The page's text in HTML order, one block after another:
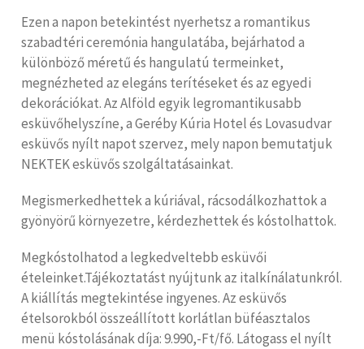
Ezen a napon betekintést nyerhetsz a romantikus
szabadtéri ceremónia hangulatába, bejárhatod a
különböző méretű és hangulatú termeinket,
megnézheted az elegáns terítéseket és az egyedi
dekorációkat. Az Alföld egyik legromantikusabb
esküvőhelyszíne, a Geréby Kúria Hotel és Lovasudvar
esküvős nyílt napot szervez, mely napon bemutatjuk
NEKTEK esküvős szolgáltatásainkat.
Megismerkedhettek a kúriával, rácsodálkozhattok a
gyönyörű környezetre, kérdezhettek és kóstolhattok.
Megkóstolhatod a legkedveltebb esküvői
ételeinket.Tájékoztatást nyújtunk az italkínálatunkról.
A kiállítás megtekintése ingyenes. Az esküvős
ételsorokból összeállított korlátlan büféasztalos
menü kóstolásának díja: 9.990,-Ft/fő. Látogass el nyílt